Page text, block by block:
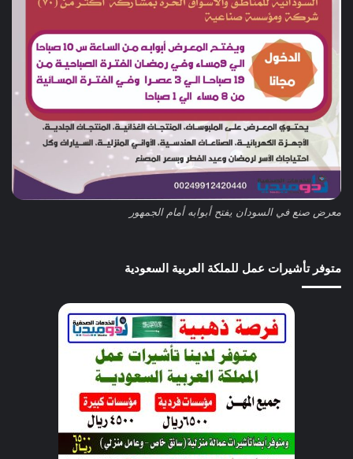
معرض صنع في السودان يفتح أبوابه أمام الجمهور
متوفر تأشيرات عمل للملكة العربية السعودية